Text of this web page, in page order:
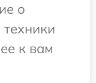
о
к вам